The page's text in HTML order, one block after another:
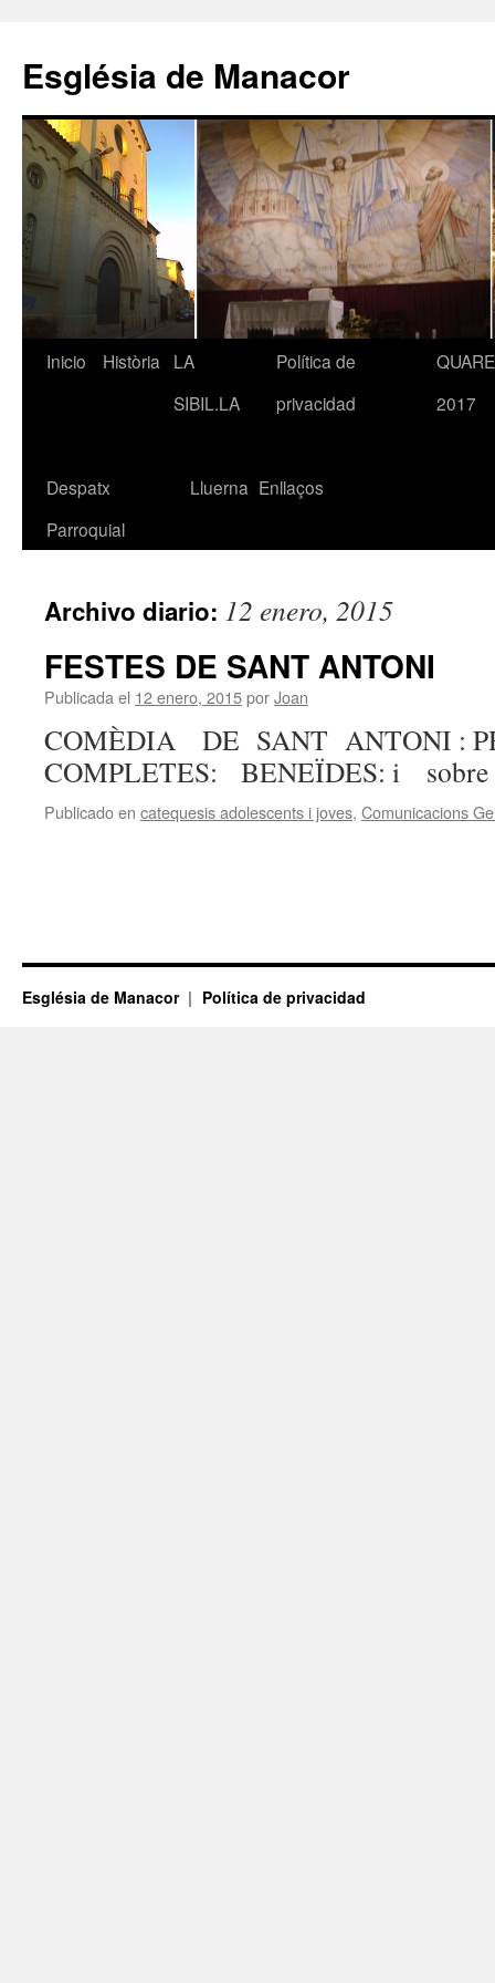
contenido
Església de Manacor
Inicio Història
LA
SIBIL.LA
Política de
privacidad
2017
Despatx
Parroquial
Lluerna Enllaços
Archivo diario: 12 enero, 2015
FESTES DE SANT ANTONI
Publicada el 12 enero, 2015porJoan
COMÈDIA DE SANT ANTONI :
COMPLETES: BENEÏDES: i
Publicado en catequesis adolescents i joves, Comunicacions
Església de Manacor Política de privacidad